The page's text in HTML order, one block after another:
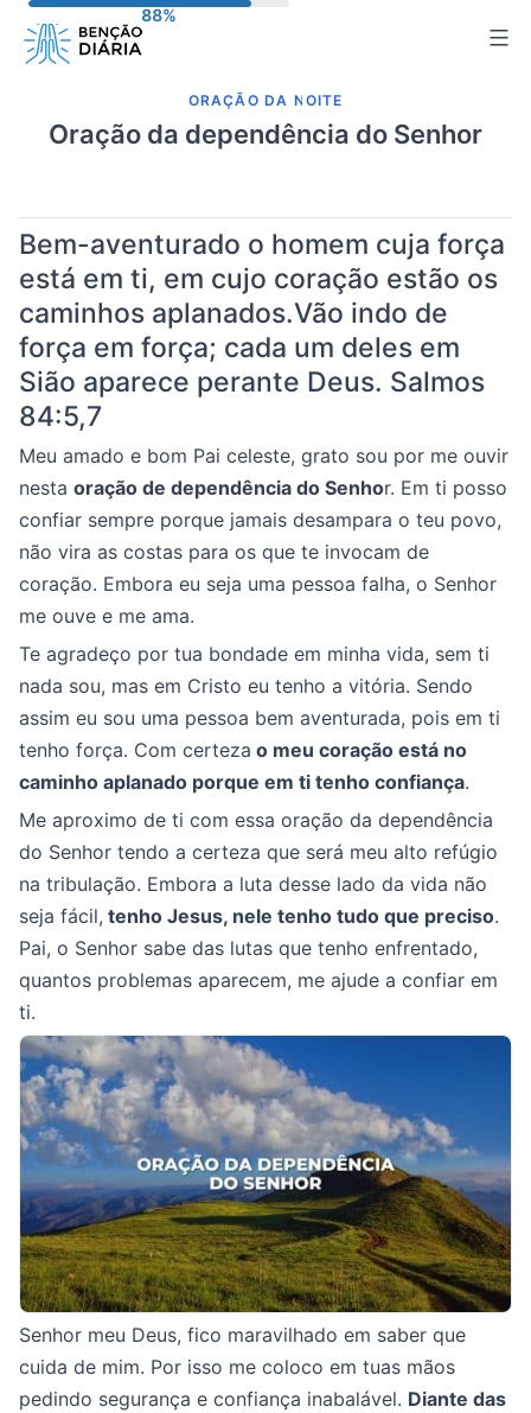
para
conteúdo
ORAÇÃO DA NOITE
Oração da dependência do Senhor
Bem-aventurado o homem cuja força
está em ti, em cujo coração estão os
caminhos aplanados.Vão indo de
força em força; cada um deles em
Sião aparece perante Deus. Salmos
84:5,7
Meu amado e bom Pai celeste, grato sou por me ouvir
nesta oração de dependência do Senhor. Em ti posso
confiar sempre porque jamais desampara o teu povo,
não vira as costas para os que te invocam de
coração. Embora eu seja uma pessoa falha, o Senhor
me ouve e me ama.
Te agradeço por tua bondade em minha vida, sem ti
nada sou, mas em Cristo eu tenho a vitória. Sendo
assim eu sou uma pessoa bem aventurada, pois em ti
tenho força. Com certeza o meu coração está no
caminho aplanado porque em ti tenho confiança.
Me aproximo de ti com essa oração da dependência
do Senhor tendo a certeza que será meu alto refúgio
na tribulação. Embora a luta desse lado da vida não
seja fácil, tenho Jesus, nele tenho tudo que preciso.
Pai, o Senhor sabe das lutas que tenho enfrentado,
quantos problemas aparecem, me ajude a confiar em
ti.
Senhor meu Deus, fico maravilhado em saber que
cuida de mim. Por isso me coloco em tuas mãos
pedindo segurança e confiança inabalável. Diante das